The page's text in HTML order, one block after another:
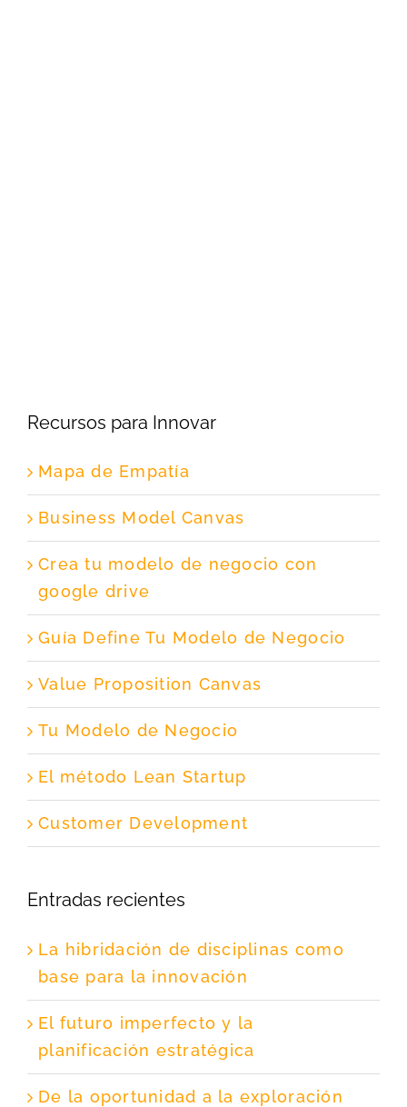
Recursos para Innovar
Mapa de Empatía
Business Model Canvas
Crea tu modelo de negocio con
google drive
Guía Define Tu Modelo de Negocio
Value Proposition Canvas
Tu Modelo de Negocio
El método Lean Startup
Customer Development
Entradas recientes
La hibridación de disciplinas como
base para la innovación
El futuro imperfecto y la
planificación estratégica
De la oportunidad a la exploración